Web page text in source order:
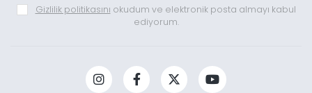
Amaca özel ışık yapısı:Geniş alan aydınlatma, odaklı uzak
Dayanıklı gövde: Seçili modellerde havacılık sınıfı
Gizlilik politikasını okudum ve elektronik posta almayı kabul
ediyorum.